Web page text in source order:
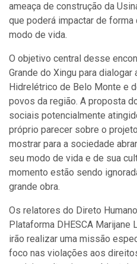
ameaça de construção da
que poderá impactar de
modo de vida.
O objetivo central desse
Grande do Xingu para
Hidrelétrico de Belo Monte e
povos da região. A proposta
sociais potencialmente
próprio parecer sobre o
mostrar para a sociedade
seu modo de vida e de sua
momento estão sendo
grande obra.
Os relatores do Direto
Plataforma DHESCA Marijane
irão realizar uma missão
foco nas violações aos